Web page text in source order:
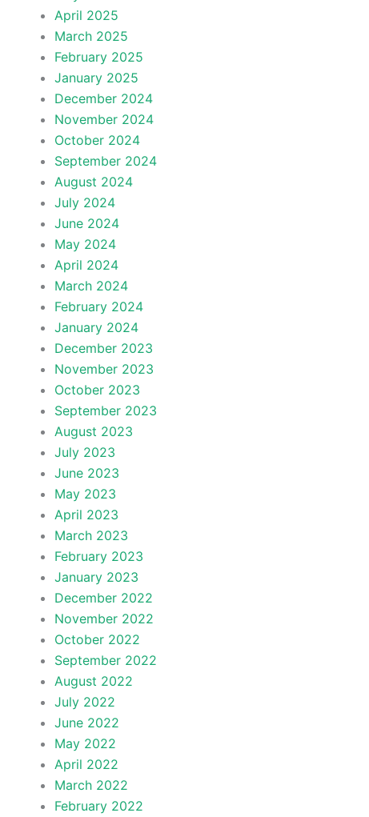
April 2025
March 2025
February 2025
January 2025
December 2024
November 2024
October 2024
September 2024
August 2024
July 2024
June 2024
May 2024
April 2024
March 2024
February 2024
January 2024
December 2023
November 2023
October 2023
September 2023
August 2023
July 2023
June 2023
May 2023
April 2023
March 2023
February 2023
January 2023
December 2022
November 2022
October 2022
September 2022
August 2022
July 2022
June 2022
May 2022
April 2022
March 2022
February 2022